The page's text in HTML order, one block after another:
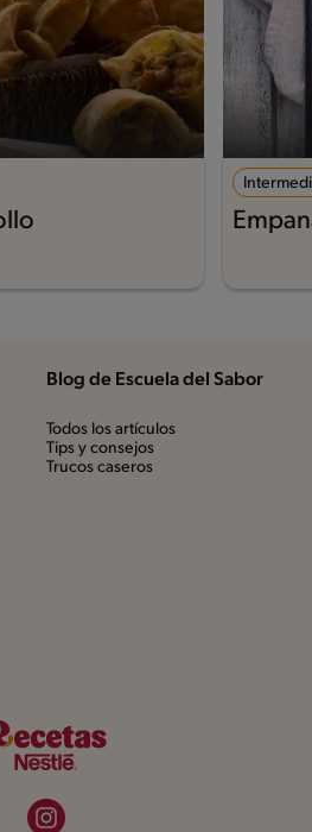
Blog de Escuela del Sabor
Todos los artículos
Tips y consejos
Trucos caseros